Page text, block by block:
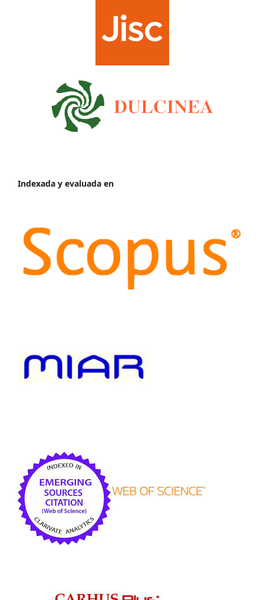
Indexada y evaluada en